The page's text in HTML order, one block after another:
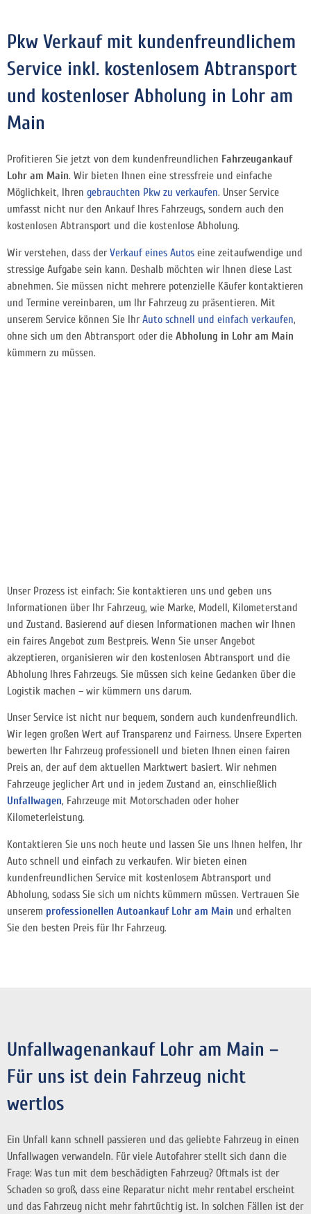
Pkw Verkauf mit kundenfreundlichem
Service inkl. kostenlosem Abtransport
und kostenloser Abholung in Lohr am
Main
Profitieren Sie jetzt von dem kundenfreundlichen Fahrzeugankauf
Lohr am Main. Wir bieten Ihnen eine stressfreie und einfache
Möglichkeit, Ihren gebrauchten Pkw zu verkaufen. Unser Service
umfasst nicht nur den Ankauf Ihres Fahrzeugs, sondern auch den
kostenlosen Abtransport und die kostenlose Abholung.
Wir verstehen, dass derVerkauf eines Autos eine zeitaufwendige und
stressige Aufgabe sein kann. Deshalb möchten wir Ihnen diese Last
abnehmen. Sie müssen nicht mehrere potenzielle Käufer kontaktieren
und Termine vereinbaren, um Ihr Fahrzeug zu präsentieren. Mit
unserem Service können Sie IhrAuto schnell und einfach verkaufen,
ohne sich um den Abtransport oder die Abholung in Lohr am Main
kümmern zu müssen.
Unser Prozess ist einfach: Sie kontaktieren uns und geben uns
Informationen über Ihr Fahrzeug, wie Marke, Modell, Kilometerstand
und Zustand. Basierend auf diesen Informationen machen wir Ihnen
ein faires Angebot zum Bestpreis. Wenn Sie unser Angebot
akzeptieren, organisieren wir den kostenlosen Abtransport und die
Abholung Ihres Fahrzeugs. Sie müssen sich keine Gedanken über die
Logistik machen – wir kümmern uns darum.
Unser Service ist nicht nur bequem, sondern auch kundenfreundlich.
Wir legen großen Wert auf Transparenz und Fairness. Unsere Experten
bewerten Ihr Fahrzeug professionell und bieten Ihnen einen fairen
Preis an, der auf dem aktuellen Marktwert basiert. Wir nehmen
Fahrzeuge jeglicher Art und in jedem Zustand an, einschließlich
Unfallwagen, Fahrzeuge mit Motorschaden oder hoher
Kilometerleistung.
Kontaktieren Sie uns noch heute und lassen Sie uns Ihnen helfen, Ihr
Auto schnell und einfach zu verkaufen. Wir bieten einen
kundenfreundlichen Service mit kostenlosem Abtransport und
Abholung, sodass Sie sich um nichts kümmern müssen. Vertrauen Sie
unserem professionellen Autoankauf Lohr am Main und erhalten
Sie den besten Preis für Ihr Fahrzeug.
Unfallwagenankauf Lohr am Main –
Für uns ist dein Fahrzeug nicht
wertlos
Ein Unfall kann schnell passieren und das geliebte Fahrzeug in einen
Unfallwagen verwandeln. Für viele Autofahrer stellt sich dann die
Frage: Was tun mit dem beschädigten Fahrzeug? Oftmals ist der
Schaden so groß, dass eine Reparatur nicht mehr rentabel erscheint
und das Fahrzeug nicht mehr fahrtüchtig ist. In solchen Fällen ist der